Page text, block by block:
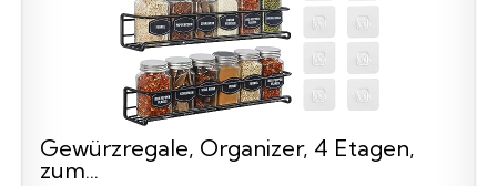
Gewürzregale, Organizer, 4 Etagen,
zum...